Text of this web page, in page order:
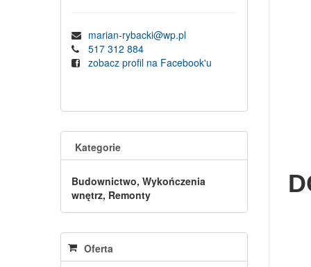
marian-rybacki@wp.pl
517 312 884
zobacz profil na Facebook'u
Kategorie
Budownictwo, Wykończenia
wnętrz, Remonty
Oferta